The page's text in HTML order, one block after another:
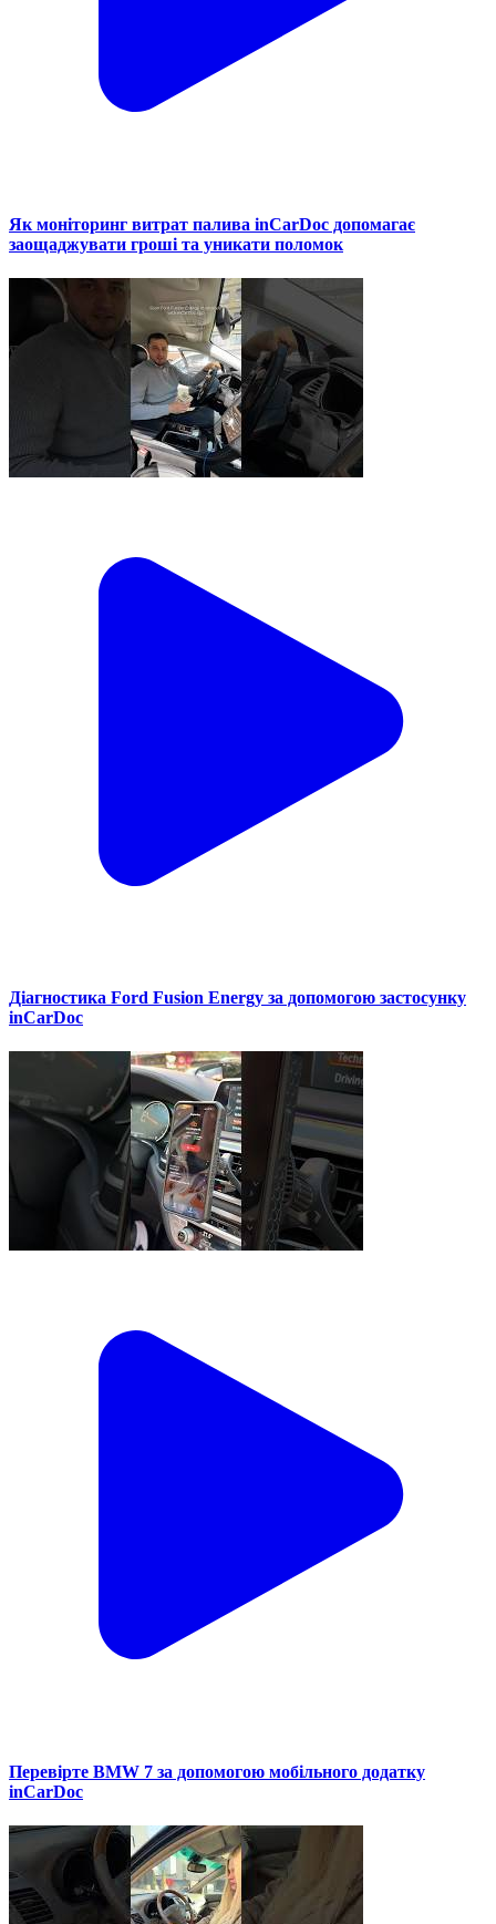
Як моніторинг витрат палива inCarDoc допомагає
заощаджувати гроші та уникати поломок
Діагностика Ford Fusion Energy за допомогою застосунку
inCarDoc
Перевірте BMW 7 за допомогою мобільного додатку
inCarDoc